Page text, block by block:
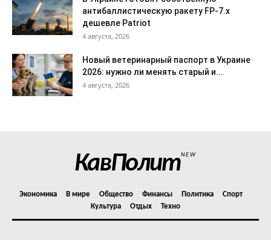
антибаллистическую ракету FP-7.x
дешевле Patriot
4 августа, 2026
Новый ветеринарный паспорт в Украине
2026: нужно ли менять старый и...
4 августа, 2026
КавПолитNEW
Экономика В мире Общество Финансы Политика
Спорт
Культура
Отдых Техно